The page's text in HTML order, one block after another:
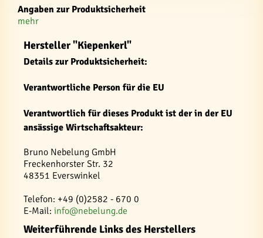
Angaben zur Produktsicherheit
mehr
Hersteller "Kiepenkerl"
Details zur Produktsicherheit:
Verantwortliche Person für die EU
Verantwortlich für dieses Produkt ist der in der EU
ansässige Wirtschaftsakteur:
Bruno Nebelung GmbH
Freckenhorster Str. 32
48351 Everswinkel
Telefon: +49 (0)2582 - 670 0
E-Mail: info@nebelung.de
Weiterführende Links des Herstellers